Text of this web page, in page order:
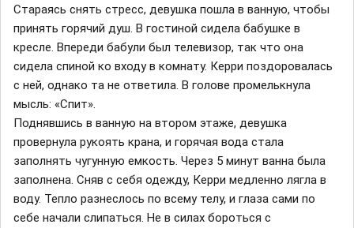
Стараясь снять стресс, девушка пошла в ванную, чтобы
принять горячий душ. В гостиной сидела бабушке в
кресле. Впереди бабули был телевизор, так что она
сидела спиной ко входу в комнату. Керри поздоровалась
с ней, однако та не ответила. В голове промелькнула
мысль: «Спит».
Поднявшись в ванную на втором этаже, девушка
провернула рукоять крана, и горячая вода стала
заполнять чугунную емкость. Через 5 минут ванна была
заполнена. Сняв с себя одежду, Керри медленно лягла в
воду. Тепло разнеслось по всему телу, и глаза сами по
себе начали слипаться. Не в силах бороться с